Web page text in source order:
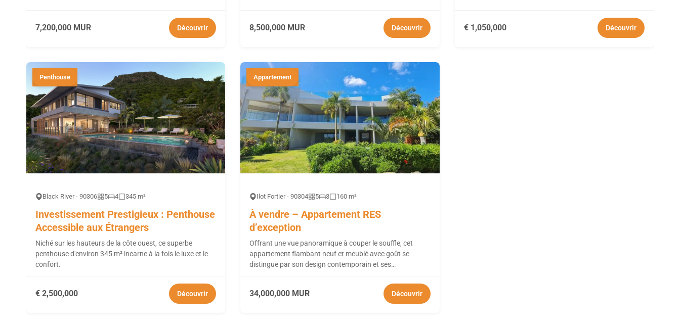
7,200,000 MUR Découvrir 8,500,000 MUR Découvrir € 1,050,000 Découvrir
Penthouse
Black River - 90306 5 4 345 m²
Investissement Prestigieux : Penthouse
Accessible aux Étrangers
Niché sur les hauteurs de la côte ouest, ce superbe
penthouse d'environ 345 m² incarne à la fois le luxe et le
confort.
€ 2,500,000 Découvrir
Appartement
Ilot Fortier - 90304 5 3 160 m²
À vendre – Appartement RES
d’exception
Offrant une vue panoramique à couper le souffle, cet
appartement flambant neuf et meublé avec goût se
distingue par son design contemporain et ses
34,000,000 MUR Découvrir